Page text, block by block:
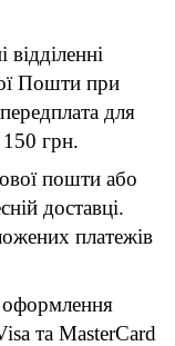
Пошти при
для
150 грн.
пошти або
доставці.
платежів
оформлення
та MasterCard